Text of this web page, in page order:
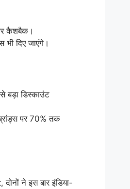
कैशबैक।
दिए जाएंगे।
बड़ा डिस्काउंट
पर 70% तक
ने इस बार इंडिया-